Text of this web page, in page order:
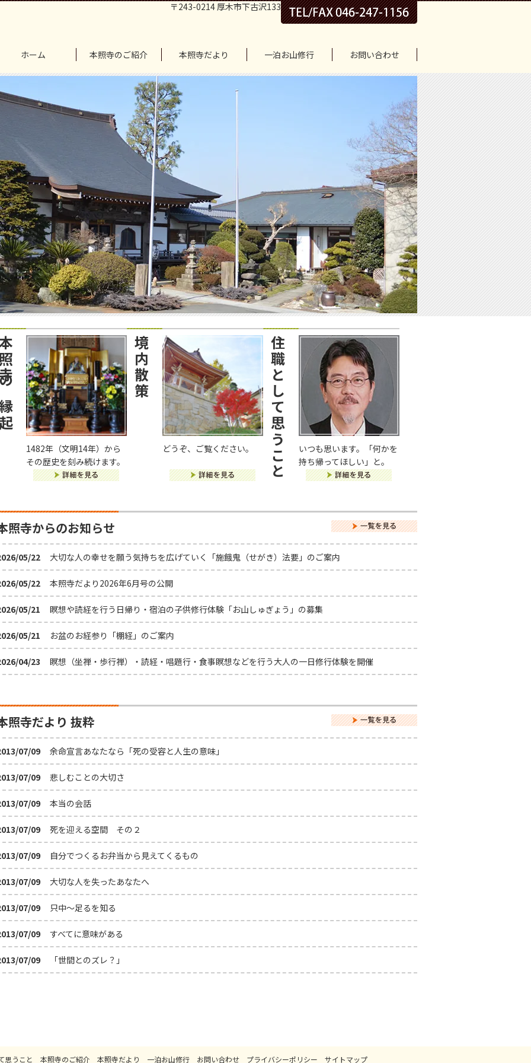
ホーム 本照寺のご紹介 本照寺だより 一泊お山修行 お問い合わせ
〒243-0214 厚木市下古沢133
縁起
1482年（文明14年）から
その歴史を刻み続けます。
境内散策
どうぞ、ご覧ください。 住職として思うこと
いつも思います。「何かを
持ち帰ってほしい」と。
照寺からのお知らせ
05/22 大切な人の幸せを願う気持ちを広げていく「施餓鬼（せがき）法要」のご案内
05/22 本照寺だより2026年6月号の公開
05/21 瞑想や読経を行う日帰り・宿泊の子供修行体験「お山しゅぎょう」の募集
05/21 お盆のお経参り「棚経」のご案内
04/23 瞑想（坐禅・歩行禅）・読経・唱題行・食事瞑想などを行う大人の一日修行体験を開催
照寺だより 抜粋
07/09 余命宣言あなたなら「死の受容と人生の意味」
07/09 悲しむことの大切さ
07/09 本当の会話
07/09 死を迎える空間 その２
07/09 自分でつくるお弁当から見えてくるもの
07/09 大切な人を失ったあなたへ
07/09 只中～足るを知る
07/09 すべてに意味がある
07/09 「世間とのズレ？」
思うこと 本照寺のご紹介 本照寺だより 一泊お山修行 お問い合わせ プライバシーポリシー サイトマップ